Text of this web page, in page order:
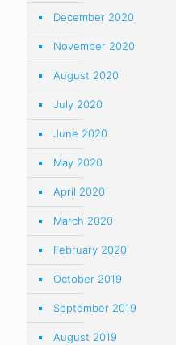
December 2020
November 2020
August 2020
July 2020
June 2020
May 2020
April 2020
March 2020
February 2020
October 2019
September 2019
August 2019